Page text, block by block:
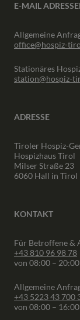
E-MAIL
Allgemeine
office@hospiz-
Stationäres
station@hospiz-
ADRESSE
Tiroler Hospiz-
Hospizhaus Tirol
Milser Straße 23
6060 Hall in Tirol
KONTAKT
Für Betroffene &
+43 810 96 98 78
von 08:00 –
Allgemeine
+43 5223 43 700
von 08:00 –